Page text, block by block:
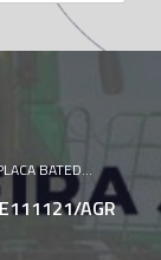
PLACA BATEDOR INICIAL SERIE 700 HXE111121/AGR
AGR